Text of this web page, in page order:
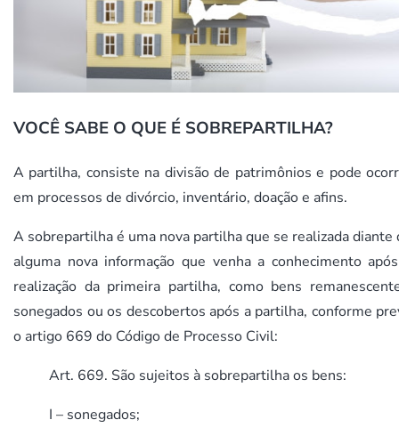
VOCÊ SABE O QUE É SOBREPARTILHA?
A partilha, consiste na divisão de patrimônios e pode
em processos de divórcio, inventário, doação e afins.
A sobrepartilha é uma nova partilha que se realizada diante
alguma nova informação que venha a conhecimento
realização da primeira partilha, como bens
sonegados ou os descobertos após a partilha, conforme
o artigo 669 do Código de Processo Civil:
Art. 669. São sujeitos à sobrepartilha os bens:
I – sonegados;